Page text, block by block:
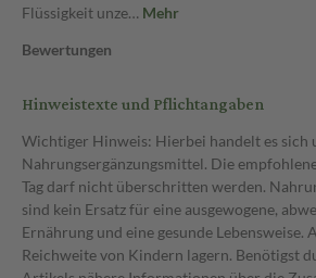
Flüssigkeit unze… Mehr
Bewertungen
Hinweistexte und Pflichtangaben
Wichtiger Hinweis: Hierbei handelt es sich
Nahrungsergänzungsmittel. Die
Tag darf nicht überschritten werden.
sind kein Ersatz für eine ausgewogene,
Ernährung und eine gesunde Lebensweise.
Reichweite von Kindern lagern. Benötigst